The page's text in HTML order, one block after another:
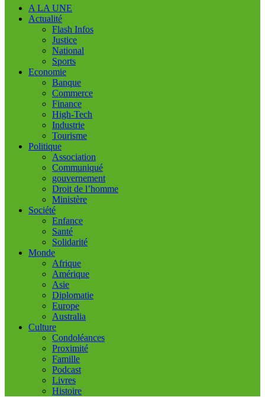
A LA UNE
Actualité
Flash Infos
Justice
National
Sports
Economie
Banque
Commerce
Finance
High-Tech
Industrie
Tourisme
Politique
Association
Communiqué
gouvernement
Droit de l’homme
Ministère
Société
Enfance
Santé
Solidarité
Monde
Afrique
Amérique
Asie
Diplomatie
Europe
Australia
Culture
Condoléances
Proximité
Famille
Podcast
Livres
Histoire